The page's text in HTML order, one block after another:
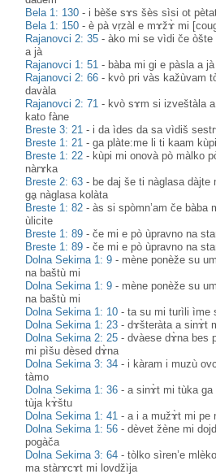
Bela 1: 130 - i bèše sɤs šès sìsi ot
Bela 1: 150 -è pà vṛzàl e mɤžɤ̀ mi
Rajanovci 2: 35 -àko mi se vìdi če òšte
a jà
Rajanovci 1: 51 - bàba mi gi e pàsla a
Rajanovci 2: 66 - kvò pri vàs kažùvam
davàla
Rajanovci 2: 71 - kvò sɤm si izveštàla
kato fàne
Breste 3: 21 - i da ìdes da sa vìdiš
Breste 1: 21 -ga plàte:me li ti kaam
Breste 1: 22 - kùpi mi onovà pò màlko
nàrɤka
Breste 2: 63 - be daj še ti nàglasa
gḁ nàglasa kolàta
Breste 1: 82 -às si spòmn’am če bàba
ùlicite
Breste 1: 89 -če mi e pò ùpravno na
Breste 1: 89 -če mi e pò ùpravno na
Dolna Sekirna 1: 9 - mène ponèže su
na baštù mi
Dolna Sekirna 1: 9 - mène ponèže su
na baštù mi
Dolna Sekirna 1: 10 -ta su mi turìli ìme
Dolna Sekirna 1: 23 -dɤšteràta a sinɤ̀t
Dolna Sekirna 2: 25 -dvàese dɤ̀na bes
mi pìšu dèsed dɤ̀na
Dolna Sekirna 3: 34 - i kàram i muzù
tàmo
Dolna Sekirna 1: 36 -a sinɤ̀t mi tùka ga
tùja kɤ̀štu
Dolna Sekirna 1: 41 -a i a mužɤ̀t mi pe
Dolna Sekirna 1: 56 -dèvet žène mi
pogàča
Dolna Sekirna 3: 64 -tòlko sìren’e
ma stàrɤcɤt mi lovdžìja